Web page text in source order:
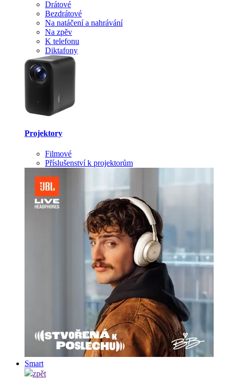
Drátové
Bezdrátové
Na natáčení a nahrávání
Na zpěv
K telefonu
Diktafony
Projektory
Filmové
Příslušenství k projektorům
Smart
zpět